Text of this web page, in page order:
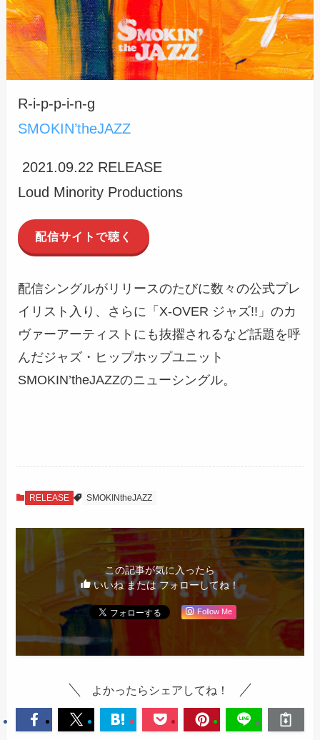
R-i-p-p-i-n-g
SMOKIN’theJAZZ
2021.09.22 RELEASE
Loud Minority Productions
配信サイトで聴く
配信シングルがリリースのたびに数々の公式プレ
イリスト入り、さらに「X-OVER ジャズ!!」のカ
ヴァーアーティストにも抜擢されるなど話題を呼
んだジャズ・ヒップホップユニット
SMOKIN’theJAZZのニューシングル。
RELEASE SMOKINtheJAZZ
この記事が気に入ったら
いいね または フォローしてね！
Follow Me
よかったらシェアしてね！